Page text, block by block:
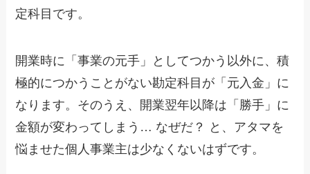
定科目です。
開業時に「事業の元手」としてつかう以外に、積
極的につかうことがない勘定科目が「元入金」に
なります。そのうえ、開業翌年以降は「勝手」に
金額が変わってしまう… なぜだ？ と、アタマを
悩ませた個人事業主は少なくないはずです。